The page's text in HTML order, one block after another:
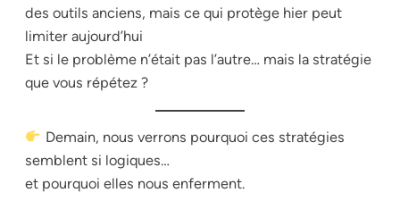
des outils anciens, mais ce qui protège hier peut
limiter aujourd’hui
Et si le problème n’était pas l’autre… mais la stratégie
que vous répétez ?
Demain, nous verrons pourquoi ces stratégies
semblent si logiques…
et pourquoi elles nous enferment.